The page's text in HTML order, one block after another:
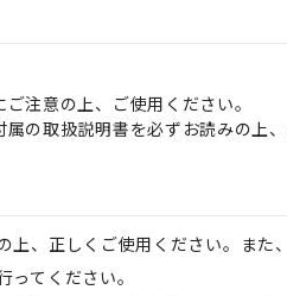
注意の上、ご使用ください。
の取扱説明書を必ずお読みの上、
、正しくご使用ください。また
てください。